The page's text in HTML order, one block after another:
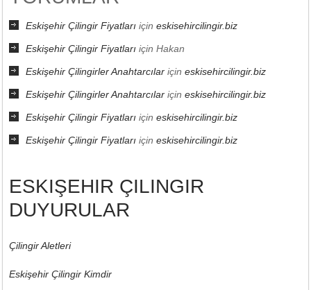
Eskişehir Çilingir Fiyatları içineskisehircilingir.biz
Eskişehir Çilingir Fiyatları içinHakan
Eskişehir Çilingirler Anahtarcılar içineskisehircilingir.biz
Eskişehir Çilingirler Anahtarcılar içineskisehircilingir.biz
Eskişehir Çilingir Fiyatları içineskisehircilingir.biz
Eskişehir Çilingir Fiyatları içineskisehircilingir.biz
ESKIŞEHIR ÇILINGIR
DUYURULAR
Çilingir Aletleri
Eskişehir Çilingir Kimdir